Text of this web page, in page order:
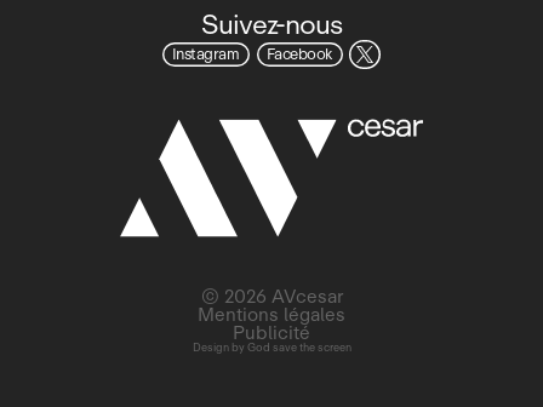
Suivez-nous
Instagram Facebook
Design by God save the screen
© 2026 AVcesar
Mentions légales
Publicité